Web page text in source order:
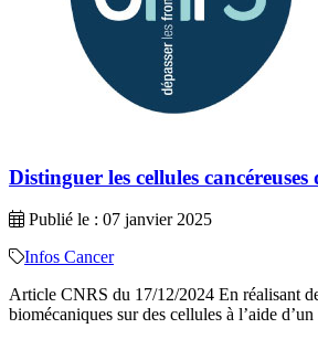
Distinguer les cellules
Publié le : 07 janvier 2025
Infos Cancer
Article CNRS du 17/12/2024 En réalisant
biomécaniques sur des cellules à l’aide